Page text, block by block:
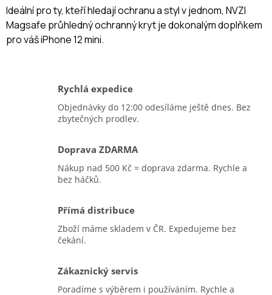
Ideální pro ty, kteří hledají ochranu a styl v jednom, NVZI
Magsafe průhledný ochranný kryt je dokonalým doplňkem
pro váš iPhone 12 mini.
Rychlá expedice
Objednávky do 12:00 odesíláme ještě dnes. Bez
zbytečných prodlev.
Doprava ZDARMA
Nákup nad 500 Kč = doprava zdarma. Rychle a
bez háčků.
Přímá distribuce
Zboží máme skladem v ČR. Expedujeme bez
čekání.
Zákaznický servis
Poradíme s výběrem i používáním. Rychle a